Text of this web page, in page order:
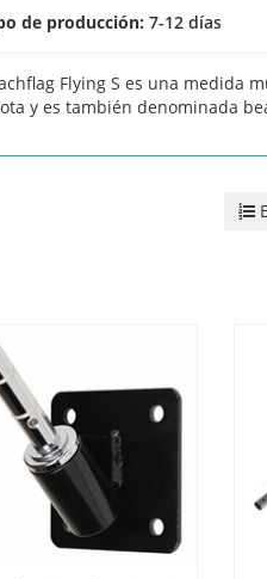
de producción: 7-12 días
Flying S es una medida
y es también denominada